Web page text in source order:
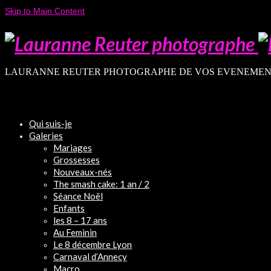
Skip to Main Content
LAURANNE REUTER PHOTOGRAPHE DE VOS
Qui suis-je
Galeries
Mariages
Grossesses
Nouveaux-nés
The smash cake: 1 an / 2
Séance Noël
Enfants
les 8 – 17 ans
Au Feminin
Le 8 décembre Lyon
Carnaval d’Annecy
Macro